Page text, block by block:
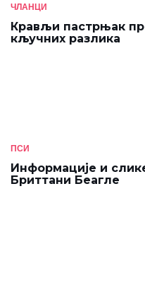
ЧЛАНЦИ
Крављи пастрњак
кључних разлика
ПСИ
Информације и
Бриттани Беагле